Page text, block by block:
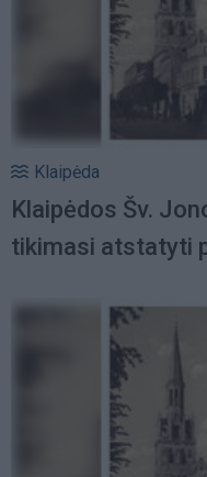
Klaipėda
Klaipėdos Šv.
tikimasi atstatyti